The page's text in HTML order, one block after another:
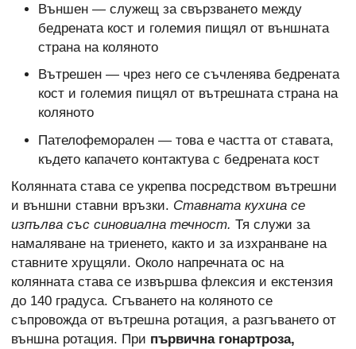
Външен — служещ за свързването между
бедрената кост и големия пищял от външната
страна на коляното
Вътрешен — чрез него се съчленява бедрената
кост и големия пищял от вътрешната страна на
коляното
Пателофеморален — това е частта от ставата,
където капачето контактува с бедрената кост
Колянната става се укрепва посредством вътрешни
и външни ставни връзки. Ставната кухина се
изпълва със синовиална течност. Тя служи за
намаляване на триенето, както и за изхранване на
ставните хрущяли. Около напречната ос на
колянната става се извършва флексия и екстензия
до 140 градуса. Сгъването на коляното се
съпровожда от вътрешна ротация, а разгъването от
външна ротация. При първична гонартроза,